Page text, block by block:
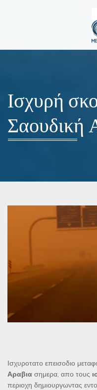
Ισχυρή
Σαουδική
Ισχυροτατο επεισοδιο
Αραβια σημερα, απο τους
περιοχη δημιουργωντας